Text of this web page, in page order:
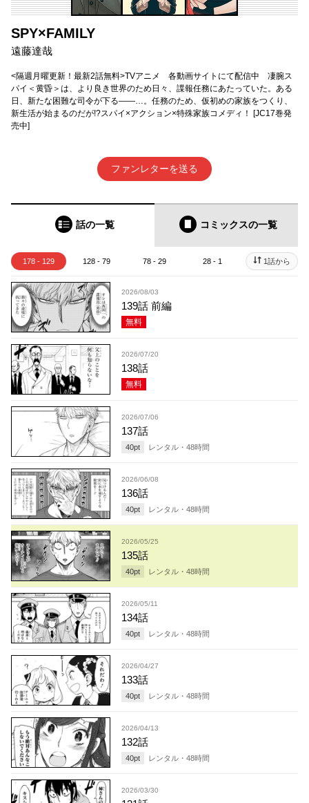
SPY×FAMILY
遠藤達哉
<隔週月曜更新！最新2話無料>TVアニメ 各動画サイトにて配信中 凄腕ス
パイ＜黄昏＞は、より良き世界のため日々、諜報任務にあたっていた。ある
日、新たな困難な司令が下る――…。任務のため、仮初めの家族をつくり、
新生活が始まるのだが!?スパイ×アクション×特殊家族コメディ！ [JC17巻発
売中]
ファンレターを送る
話の一覧 コミックスの一覧
178 - 129 128 - 79 78 - 29 28 - 1 1話から
2026/08/03
139話 前編
無料
2026/07/20
138話
無料
2026/07/06
137話
40pt レンタル・ 48時間
2026/06/08
136話
40pt レンタル・ 48時間
2026/05/25
135話
40pt レンタル・ 48時間
2026/05/11
134話
40pt レンタル・ 48時間
2026/04/27
133話
40pt レンタル・ 48時間
2026/04/13
132話
40pt レンタル・ 48時間
2026/03/30